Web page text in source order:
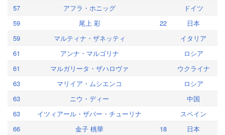
57
アフラ・ホニッグ
ドイツ
59
尾上 彩 22
日本
59
マルティナ・ザネッティ
イタリア
61
アンナ・マルゴリナ
ロシア
61
マルガリータ・ザハロヴァ
ウクライナ
63
マリイア・ムシエンコ
ロシア
63
ニウ・ディー
中国
63
イツィアール・ザバー・チューリナ
スペイン
66
金子 桃華 18
日本